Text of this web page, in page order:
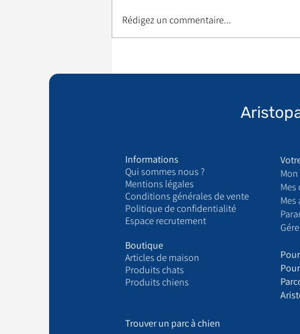
Rédigez un commentaire...
Informations
Qui sommes nous ?
​Mentions légales
Conditions générales de vente
Politique de confidentialité
Espace recrutement
Boutique
Articles de maison
Produits chats
Produits chiens
​P
Trouver un parc à chien